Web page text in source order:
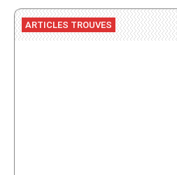
ARTICLES TROUVES